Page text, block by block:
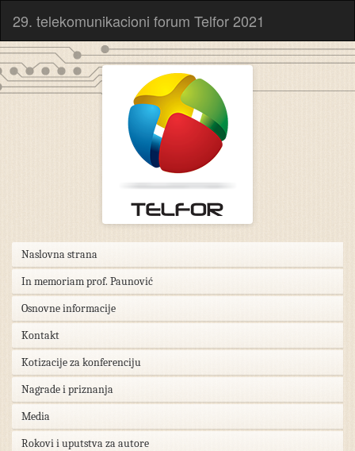
29. telekomunikacioni forum Telfor 2021
Naslovna strana
In memoriam prof. Paunović
Osnovne informacije
Kontakt
Kotizacije za konferenciju
Nagrade i priznanja
Media
Rokovi i uputstva za autore